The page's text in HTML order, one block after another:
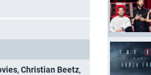
, Christian Beetz,